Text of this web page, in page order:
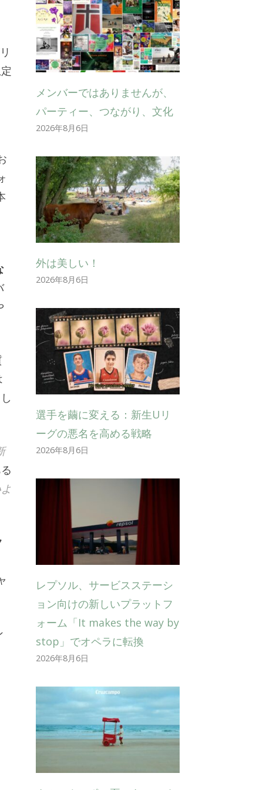
メンバーではありませんが、
パーティー、つながり、文化
2026年8月6日
外は美しい！
2026年8月6日
選手を繭に変える：新生Uリ
ーグの悪名を高める戦略
2026年8月6日
レプソル、サービスステーシ
ョン向けの新しいプラットフ
ォーム「It makes the way by
stop」でオペラに転換
2026年8月6日